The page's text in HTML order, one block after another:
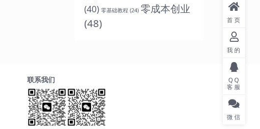
(40) 零基础教程 (24) 零成本创业
(48)
联系我们
首页
我的
QQ
客服
微信